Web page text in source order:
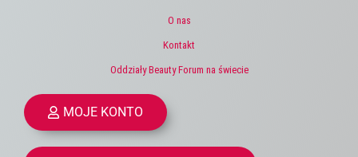
O nas
Kontakt
Oddziały Beauty Forum na świecie
MOJE KONTO